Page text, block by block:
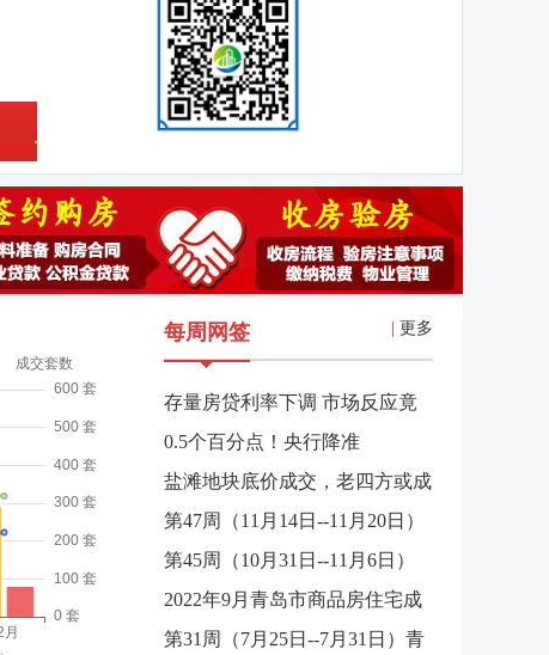
更多
每周网签
存量房贷利率下调 市场反应竟
然是
0.5个百分点！央行降准
盐滩地块底价成交，老四方或成
刚需
第47周（11月14日--11月20日）
青岛
第45周（10月31日--11月6日）
青岛
2022年9月青岛市商品房住宅成
交104
第31周（7月25日--7月31日）青